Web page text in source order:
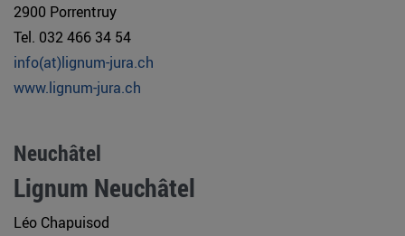
2900 Porrentruy
Tel. 032 466 34 54
info(at)lignum-jura.ch
www.lignum-jura.ch
Neuchâtel
Lignum Neuchâtel
Léo Chapuisod